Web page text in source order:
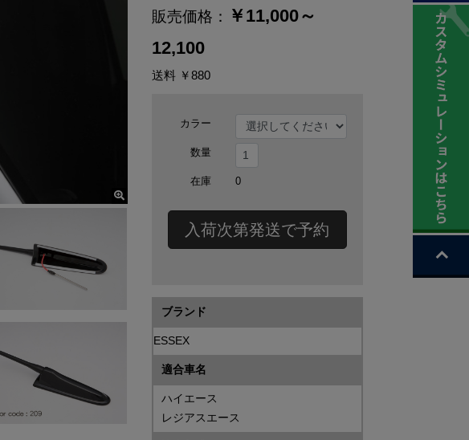
販売価格： ￥11,000～
12,100
送料 ￥880
カラー
数量
在庫 0
入荷次第発送で予約
ブランド
ESSEX
適合車名
ハイエース
レジアスエース